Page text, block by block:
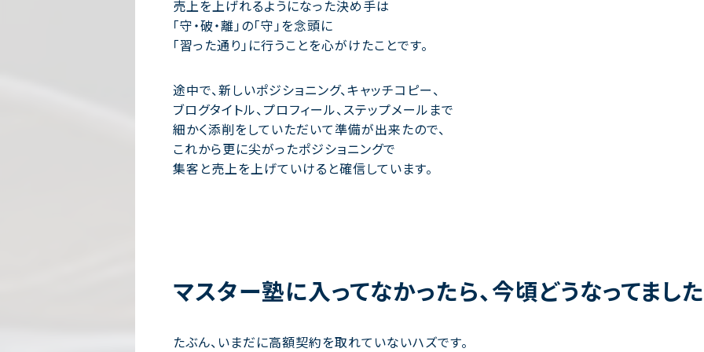
売上を上げれるようになった決め手は
「守・破・離」の「守」を念頭に
「習った通り」に行うことを心がけたことです。
途中で、新しいポジショニング、キャッチコピー、
ブログタイトル、プロフィール、ステップメールまで
細かく添削をしていただいて準備が出来たので、
これから更に尖がったポジショニングで
集客と売上を上げていけると確信しています。
マスター塾に入ってなかったら、今頃どうなってまし
たぶん、いまだに高額契約を取れていないハズです。